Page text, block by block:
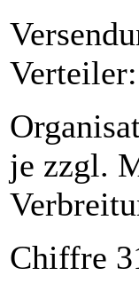
je zzgl.
Chiffre